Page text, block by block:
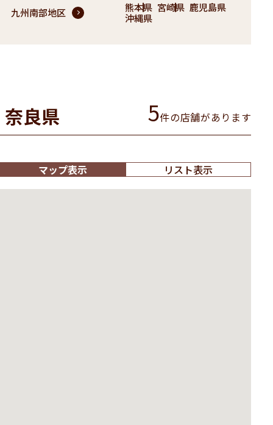
九州南部地区 熊本県 宮崎県 鹿児島県
沖縄県
奈良県 5件の店舗があります
マップ表示 リスト表示